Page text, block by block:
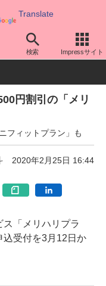
Translate
検索 Impressサイト
料金プラン・割引
円割引の「メリ
フィットプラン」も
2020年2月25日 16:44
「メリハリプラ
込受付を3月12日か